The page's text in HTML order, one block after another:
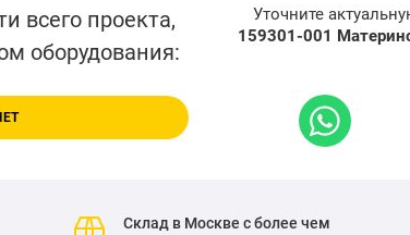
всего проекта,
оборудования:
Уточните
159301-001
Склад в Москве с более чем